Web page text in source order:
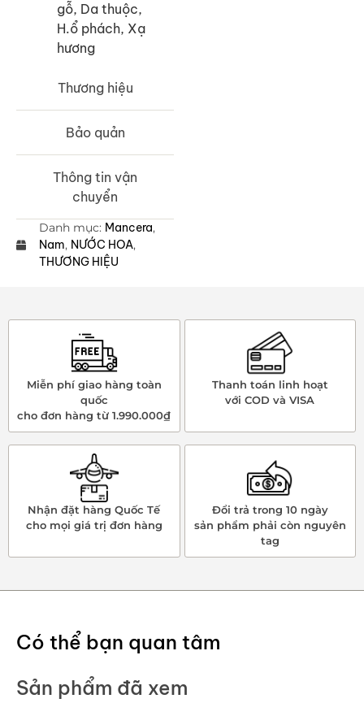
Thương hiệu
Bảo quản
Thông tin vận
chuyển
gỗ, Da thuộc,
H.ổ phách, Xạ
hương
Danh mục: Mancera,
Nam, NƯỚC HOA,
THƯƠNG HIỆU
Miễn phí giao hàng toàn
quốc
cho đơn hàng từ 1.990.000₫
Thanh toán linh hoạt
với COD và VISA
Nhận đặt hàng Quốc Tế
cho mọi giá trị đơn hàng
Đổi trả trong 10 ngày
sản phẩm phải còn nguyên
tag
Có thể bạn quan tâm
Sản phẩm đã xem